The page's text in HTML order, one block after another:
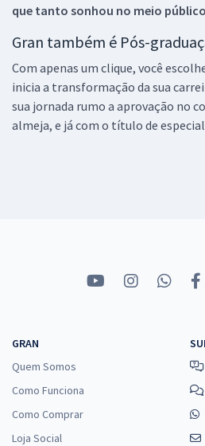
que tanto sonhou no meio
Gran também é Pós-
Com apenas um clique, você
inicia a transformação da sua
sua jornada rumo a aprovação no
almeja, e já com o título de
GRAN
Quem Somos
Como Funciona
Como Comprar
Loja Social